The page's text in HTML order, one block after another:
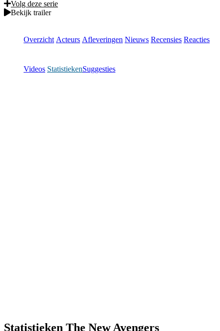
Volg deze serie
Bekijk trailer
Overzicht Acteurs Afleveringen Nieuws Recensies Reacties
Videos StatistiekenSuggesties
Statistieken The New Avengers